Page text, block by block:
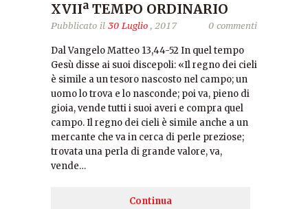
XVIIª TEMPO ORDINARIO
Pubblicato il 30 Luglio, 2017 0 commenti
Dal Vangelo Matteo 13,44-52 In quel tempo
Gesù disse ai suoi discepoli: «Il regno dei cieli
è simile a un tesoro nascosto nel campo; un
uomo lo trova e lo nasconde; poi va, pieno di
gioia, vende tutti i suoi averi e compra quel
campo. Il regno dei cieli è simile anche a un
mercante che va in cerca di perle preziose;
trovata una perla di grande valore, va,
vende…
Continua